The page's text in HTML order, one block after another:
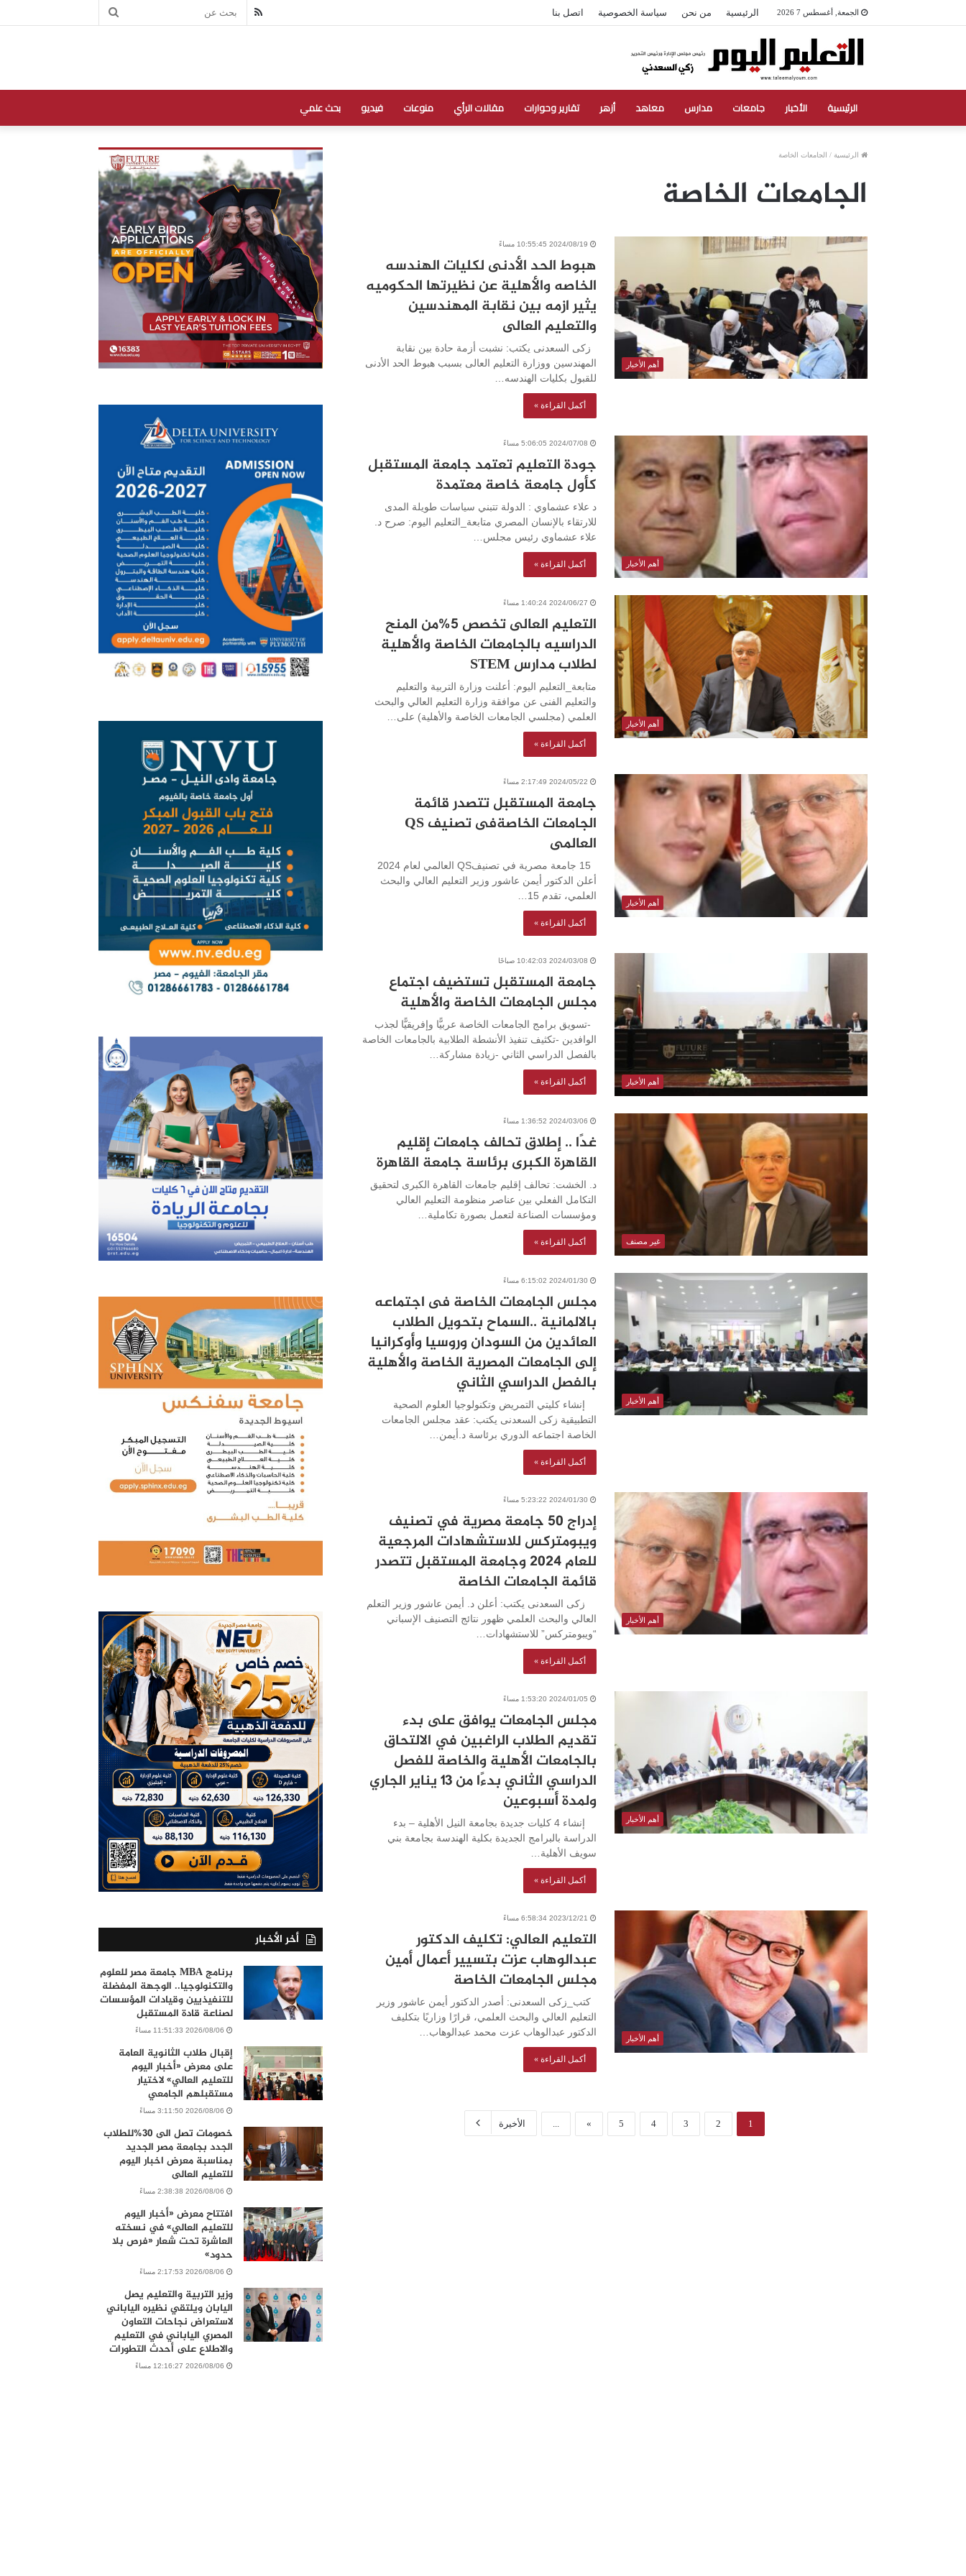
الجمعة, أغسطس 7 2026 الرئيسية من نحن سياسة الخصوصية اتصل بنا بحث RSS
الرئيسية الأخبار جامعات مدارس معاهد أزهر تقارير وحوارات مقالات الرأي منوعات فيديو بحث علمي
الرئيسية / الجامعات الخاصة
الجامعات الخاصة
أهم الأخبار
2024/08/19 10:55:45 مساءً
هبوط الحد الأدنى لكليات الهندسه
الخاصه والأهلية عن نظيرتها الحكوميه
يثير ازمه بين نقابة المهندسين
والتعليم العالى
زكى السعدنى يكتب: نشبت أزمة حادة بين نقابة
المهندسين ووزارة التعليم العالى بسبب هبوط الحد الأدنى
للقبول بكليات الهندسه…
أكمل القراءة »
أهم الأخبار
2024/07/08 5:06:05 مساءً
جودة التعليم تعتمد جامعة المستقبل
كأول جامعة خاصة معتمدة
د علاء عشماوي : الدولة تتبني سياسات طويلة المدى
للارتقاء بالإنسان المصري متابعة_التعليم اليوم: صرح د.
علاء عشماوي رئيس مجلس…
أكمل القراءة »
أهم الأخبار
2024/06/27 1:40:24 مساءً
التعليم العالى تخصص ٥%من المنح
الدراسيه بالجامعات الخاصة والأهلية
لطلاب مدارس STEM
متابعة_التعليم اليوم: أعلنت وزارة التربية والتعليم
والتعليم الفنى عن موافقة وزارة التعليم العالي والبحث
العلمي (مجلسي الجامعات الخاصة والأهلية) على…
أكمل القراءة »
أهم الأخبار
2024/05/22 2:17:49 مساءً
جامعة المستقبل تتصدر قائمة
الجامعات الخاصةفى تصنيف QS
العالمى
15 جامعة مصرية في تصنيفQS العالمي لعام 2024
أعلن الدكتور أيمن عاشور وزير التعليم العالي والبحث
العلمي، تقدم 15…
أكمل القراءة »
أهم الأخبار
2024/03/08 10:42:03 صباحًا
جامعة المستقبل تستضيف اجتماع
مجلس الجامعات الخاصة والأهلية
-تسويق برامج الجامعات الخاصة عربيًّا وإفريقيًّا لجذب
الوافدين -تكثيف تنفيذ الأنشطة الطلابية بالجامعات الخاصة
بالفصل الدراسي الثاني -زيادة مشاركة…
أكمل القراءة »
غير مصنف
2024/03/06 1:36:52 مساءً
غدًا .. إطلاق تحالف جامعات إقليم
القاهرة الكبرى برئاسة جامعة القاهرة
د. الخشت: تحالف إقليم جامعات القاهرة الكبرى لتحقيق
التكامل الفعلي بين عناصر منظومة التعليم العالي
ومؤسسات الصناعة لتعمل بصورة تكاملية…
أكمل القراءة »
أهم الأخبار
2024/01/30 6:15:02 مساءً
مجلس الجامعات الخاصة فى اجتماعه
بالالمانية ..السماح بتحويل الطلاب
العائدين من السودان وروسيا وأوكرانيا
إلى الجامعات المصرية الخاصة والأهلية
بالفصل الدراسي الثاني
إنشاء كليتي التمريض وتكنولوجيا العلوم الصحية
التطبيقية زكى السعدنى يكتب: عقد مجلس الجامعات
الخاصة اجتماعه الدوري برئاسة د.أيمن…
أكمل القراءة »
أهم الأخبار
2024/01/30 5:23:22 مساءً
إدراج 50 جامعة مصرية في تصنيف
ويبومتركس للاستشهادات المرجعية
للعام 2024 وجامعة المستقبل تتصدر
قائمة الجامعات الخاصة
زكى السعدنى يكتب: أعلن د. أيمن عاشور وزير التعلم
العالي والبحث العلمي ظهور نتائج التصنيف الإسباني
“ويبومتركس” للاستشهادات…
أكمل القراءة »
أهم الأخبار
2024/01/05 1:53:20 مساءً
مجلس الجامعات يوافق على بدء
تقديم الطلاب الراغبين في الالتحاق
بالجامعات الأهلية والخاصة للفصل
الدراسي الثاني بدءًا من ١٣ يناير الجاري
ولمدة أسبوعين
إنشاء 4 كليات جديدة بجامعة النيل الأهلية – بدء
الدراسة بالبرامج الجديدة بكلية الهندسة بجامعة بني
سويف الأهلية…
أكمل القراءة »
أهم الأخبار
2023/12/21 6:58:34 مساءً
التعليم العالي: تكليف الدكتور
عبدالوهاب عزت بتسيير أعمال أمين
مجلس الجامعات الخاصة
كتب_زكى السعدنى: أصدر الدكتور أيمن عاشور وزير
التعليم العالي والبحث العلمي، قرارًا وزاريًا بتكليف
الدكتور عبدالوهاب عزت محمد عبدالوهاب…
أكمل القراءة »
1
2
3
4
5
»
... الأخيرة
أخر الأخبار
برنامج MBA جامعة مصر للعلوم
والتكنولوجيا.. الوجهة المفضلة
للتنفيذيين وقيادات المؤسسات
لصناعة قادة المستقبل
2026/08/06 11:51:33 مساءً
إقبال طلاب الثانوية العامة
على معرض «أخبار اليوم
للتعليم العالي» لاختيار
مستقبلهم الجامعي
2026/08/06 3:11:50 مساءً
خصومات تصل الى 30%للطلاب
الجدد بجامعة مصر الجديد
بمناسبة معرض اخبار اليوم
للتعليم العالى
2026/08/06 2:38:38 مساءً
افتتاح معرض «أخبار اليوم
للتعليم العالي» في نسخته
العاشرة تحت شعار «فرص بلا
حدود»
2026/08/06 2:17:53 مساءً
وزير التربية والتعليم يصل
اليابان ويلتقي نظيره الياباني
لاستعراض نجاحات التعاون
المصري الياباني في التعليم
والاطلاع على أحدث التطورات
2026/08/06 12:16:27 مساءً